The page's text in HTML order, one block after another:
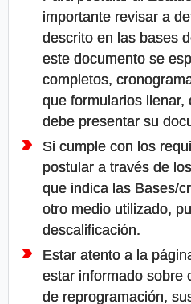
importante revisar a
descrito en las bases
este documento se
completos,
que formularios llenar,
debe presentar su
Si cumple con los
postular a través de
que indica las Bases/
otro medio utilizado,
descalificación.
Estar atento a la
estar informado sobre
de reprogramación,